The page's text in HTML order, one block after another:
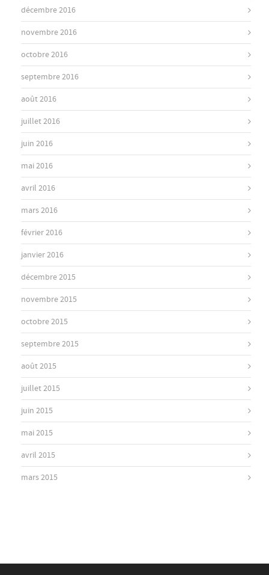
décembre 2016
novembre 2016
octobre 2016
septembre 2016
août 2016
juillet 2016
juin 2016
mai 2016
avril 2016
mars 2016
février 2016
janvier 2016
décembre 2015
novembre 2015
octobre 2015
septembre 2015
août 2015
juillet 2015
juin 2015
mai 2015
avril 2015
mars 2015